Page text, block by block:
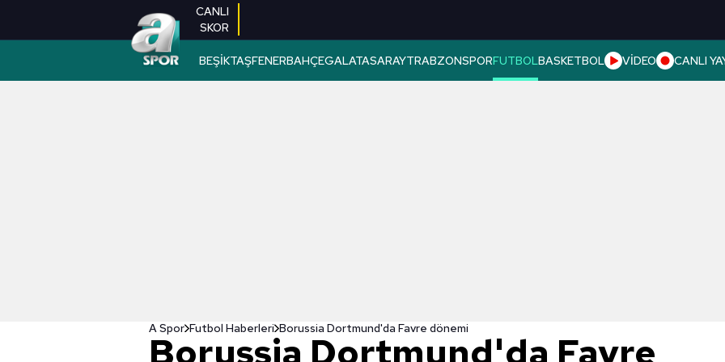
CANLI
SKOR
BEŞİKTAŞFENERBAHÇEGALATASARAYTRABZONSPORFUTBOLBASKETBOL VİDEO CANLI
A Spor Futbol Haberleri Borussia Dortmund'da Favre dönemi
Borussia Dortmund'da Favre